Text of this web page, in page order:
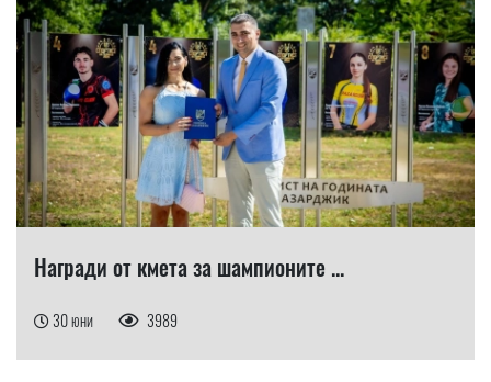
Награди от кмета за шампионите ...
30 юни 3989